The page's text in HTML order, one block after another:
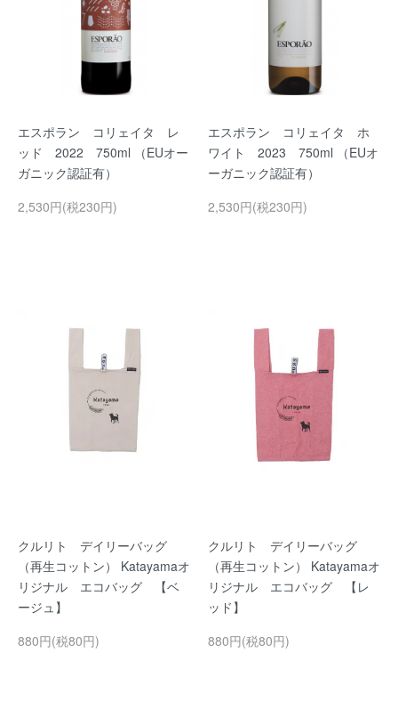
エスポラン コリェイタ レ
ッド 2022 750ml （EUオー
ガニック認証有）
2,530円(税230円)
エスポラン コリェイタ ホ
ワイト 2023 750ml （EUオ
ーガニック認証有）
2,530円(税230円)
クルリト デイリーバッグ
（再生コットン） Katayamaオ
リジナル エコバッグ 【ベ
ージュ】
880円(税80円)
クルリト デイリーバッグ
（再生コットン） Katayamaオ
リジナル エコバッグ 【レ
ッド】
880円(税80円)